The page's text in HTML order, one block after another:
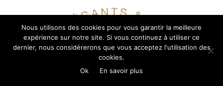
Nous utilisons des cookies pour vous garantir la meilleure
expérience sur notre site. Si vous continuez à utiliser ce
dernier, nous considérerons que vous acceptez l'utilisation des
cookies.
Ok
En savoir plus